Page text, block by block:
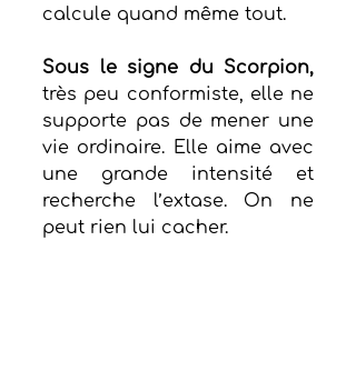
calcule quand même tout.
Sous le signe du Scorpion,
très peu conformiste, elle ne
supporte pas de mener une
vie ordinaire. Elle aime avec
une grande intensité et
recherche l’extase. On ne
peut rien lui cacher.